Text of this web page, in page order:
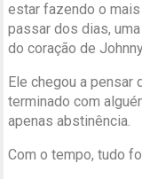
estar fazendo o
passar dos dias,
do coração de
Ele chegou a pensar
terminado com
apenas abstinência.
Com o tempo, tudo